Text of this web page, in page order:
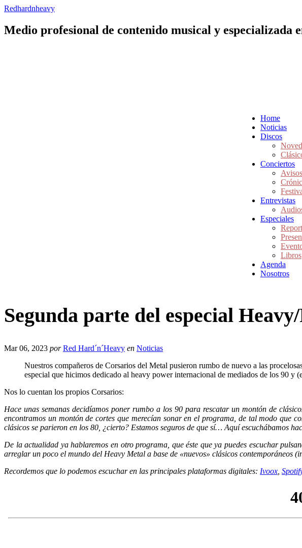
Redhardnheavy
Medio profesional de contenido musical y especializada
Home
Noticias
Discos
Conciertos
Avisos
Entrevistas
Especiales
Libros
Agenda
Nosotros
Segunda parte del especial
Mar 06, 2023 por Red Hard´n´Heavy en Noticias
Nuestros compañeros de Corsarios del Metal pusieron rumbo de nuevo a las
especial que hicimos dedicado al heavy power internacional de mediados de los 90 y
Nos lo cuentan los propios Corsarios:
Hace unas semanas decidíamos poner rumbo a los 90 para rescatar un montón de
encontramos un montón de cortes que merecían sonar en el programa, de tal modo que
clásicos se parieron en los 80, ¿cierto? Estamos seguros de que sí… Aquí escuchábamos
De la actualidad ya hablaremos en otro programa, que éste que ya puedes escuchar
arreglar un poco el mundo del Heavy Metal a base de «nuevos» clásicos contemporáneos
Recordemos que lo podemos escuchar en las principales plataformas digitales: Ivoox